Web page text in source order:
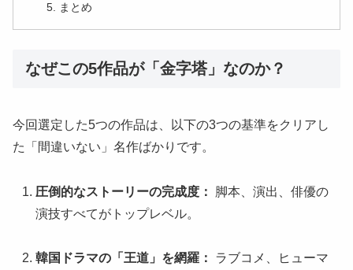
まとめ
なぜこの5作品が「金字塔」なのか？
今回選定した5つの作品は、以下の3つの基準をクリアし
た「間違いない」名作ばかりです。
圧倒的なストーリーの完成度：
脚本、演出、俳優の
演技すべてがトップレベル。
韓国ドラマの「王道」を網羅： ラブコメ、ヒューマ